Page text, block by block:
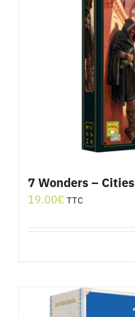
7 Wonders – Cities
19.00€ TTC